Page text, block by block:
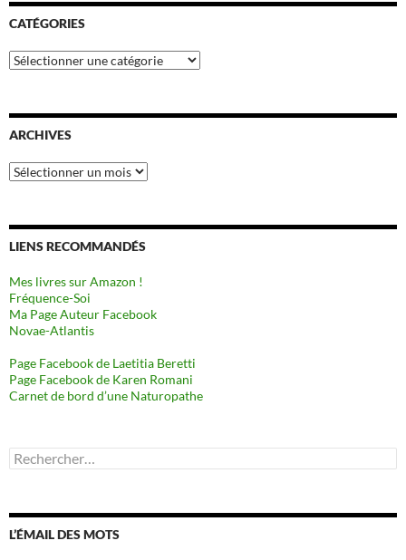
CATÉGORIES
Catégories
ARCHIVES
Archives
LIENS RECOMMANDÉS
Mes livres sur Amazon !
Fréquence-Soi
Ma Page Auteur Facebook
Novae-Atlantis
Page Facebook de Laetitia Beretti
Page Facebook de Karen Romani
Carnet de bord d’une Naturopathe
Rechercher :
L’ÉMAIL DES MOTS